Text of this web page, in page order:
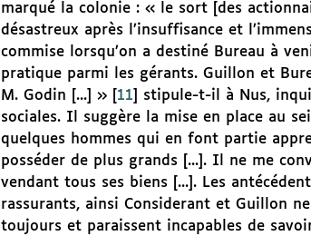
marqué la colonie : « le sort [des
désastreux après l’insuffisance et
commise lorsqu’on a destiné Bureau à
pratique parmi les gérants. Guillon et
M. Godin [...] »[ 11
stipule-t-il à Nus,
sociales. Il suggère la mise en place au
quelques hommes qui en font partie
posséder de plus grands [...]. Il ne me
vendant tous ses biens [...]. Les
rassurants, ainsi Considerant et Guillon
toujours et paraissent incapables de